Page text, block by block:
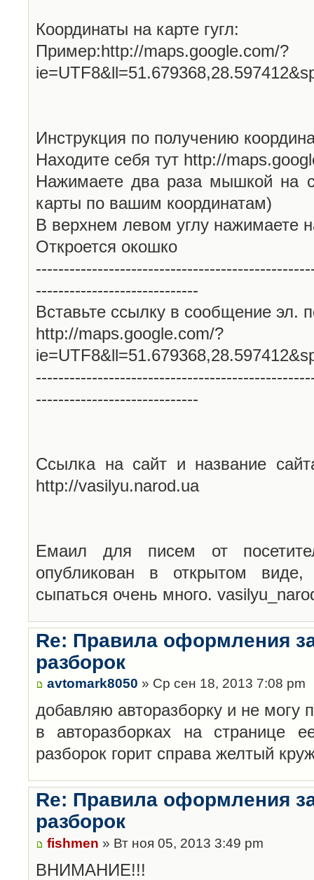
Координаты на карте гугл:
Пример:http://maps.google.com/?
Инструкция по получению
Находите себя тут http://
Нажимаете два раза мышкой на
карты по вашим координатам)
В верхнем левом углу нажимаете
Откроется окошко
-----------------------------
Вставьте ссылку в сообщение эл.
http://maps.google.com/?
-----------------------------
Ссылка на сайт и название
http://vasilyu.narod.ua
Емаил для писем от
опубликован в открытом
сыпаться очень много.
Re: Правила оформления
разборок
avtomark8050 » Ср сен 18, 2013 7:08 pm
добавляю авторазборку и не могу
в авторазборках на странице
разборок горит справа желтый
Re: Правила оформления
разборок
fishmen » Вт ноя 05, 2013 3:49 pm
ВНИМАНИЕ!!!